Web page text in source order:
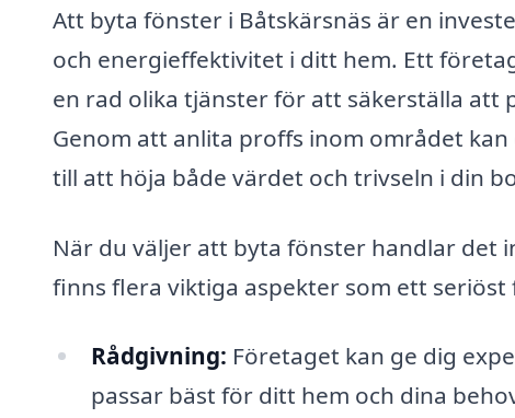
Att byta fönster i Båtskärsnäs är en
och energieffektivitet i ditt hem. Ett
en rad olika tjänster för att säkerställa att
Genom att anlita proffs inom området
till att höja både värdet och trivseln i din
När du väljer att byta fönster handlar det
finns flera viktiga aspekter som ett
Rådgivning: Företaget kan ge dig
passar bäst för ditt hem och dina